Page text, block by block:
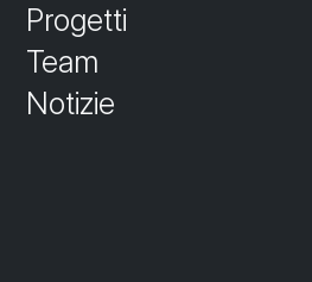
Progetti
Team
Notizie